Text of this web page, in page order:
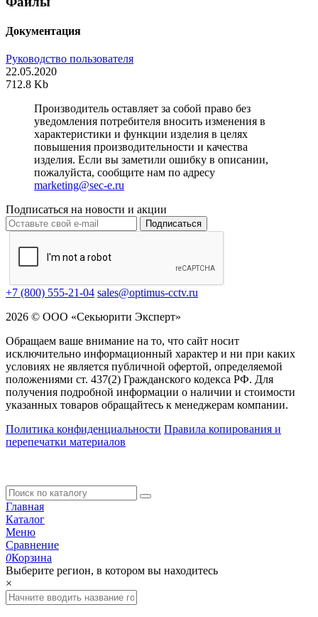
Документация
Руководство пользователя
22.05.2020
712.8 Kb
Производитель оставляет за собой право без
уведомления потребителя вносить изменения в
характеристики и функции изделия в целях
повышения производительности и качества
изделия. Если вы заметили ошибку в описании,
пожалуйста, сообщите нам по адресу
marketing@sec-e.ru
Подписаться на новости и акции
Подписаться
+7 (800) 555-21-04 sales@optimus-cctv.ru
2026 © ООО «Секьюрити Эксперт»
Обращаем ваше внимание на то, что сайт носит
исключительно информационный характер и ни при каких
условиях не является публичной офертой, определяемой
положениями ст. 437(2) Гражданского кодекса РФ. Для
получения подробной информации о наличии и стоимости
указанных товаров обращайтесь к менеджерам компании.
Политика конфиденциальности Правила копирования и
перепечатки материалов
Главная
Каталог
Меню
Сравнение
0Корзина
Выберите регион, в котором вы находитесь
×